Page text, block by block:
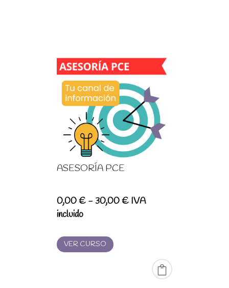
ASESORÍA PCE
0,00€ -30,00€Rango
30,00 €
IVA
incluido
VER CURSO